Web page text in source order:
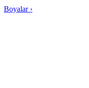
Boyalar ›